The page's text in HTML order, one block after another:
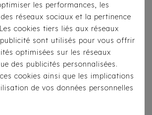
les performances, les
réseaux sociaux et la pertinence
cookies tiers liés aux réseaux
sont utilisés pour vous offrir
optimisées sur les réseaux
des publicités personnalisées.
cookies ainsi que les implications
de vos données personnelles